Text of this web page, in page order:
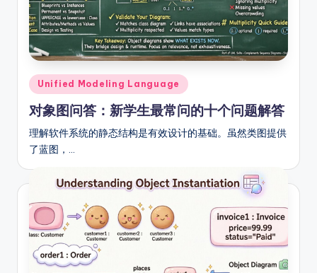
In
si
g
h
t
s
Posted
in
Unified Modeling Language
对象图问答：新学生最常问的十个问题解答
理解软件系统的静态结构是有效设计的基础。虽然类图提供
了蓝图，…